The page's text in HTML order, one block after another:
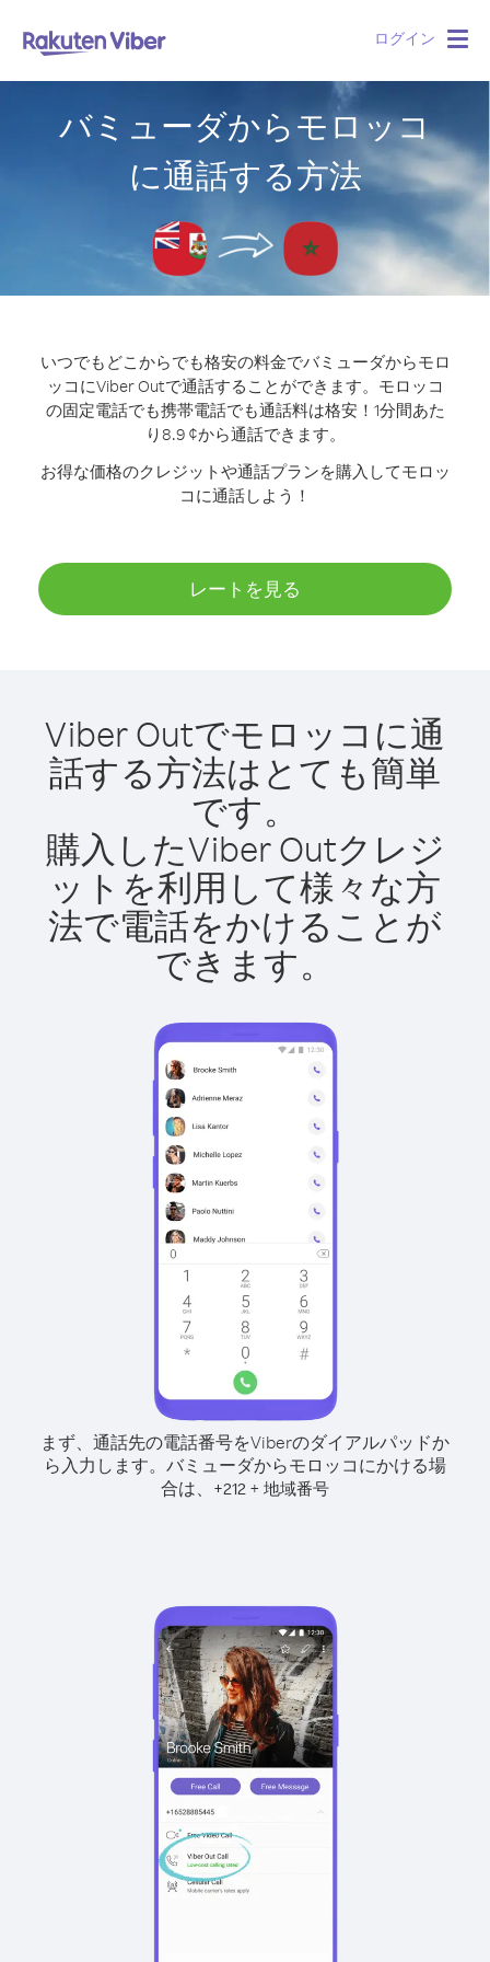
ログイン
バミューダからモロッコ
に通話する方法
いつでもどこからでも格安の料金でバミューダからモロ
ッコにViber Outで通話することができます。 モロッコ
の固定電話でも携帯電話でも通話料は格安！1分間あた
り8.9 ¢から通話できます。
お得な価格のクレジットや通話プランを購入してモロッ
コに通話しよう！
レートを見る
Viber Outでモロッコに通
話する方法はとても簡単
です。
購入したViber Outクレジ
ットを利用して様々な方
法で電話をかけることが
できます。
まず、通話先の電話番号をViberのダイアルパッドか
ら入力します。 バミューダからモロッコにかける場
合は、 +212 + 地域番号